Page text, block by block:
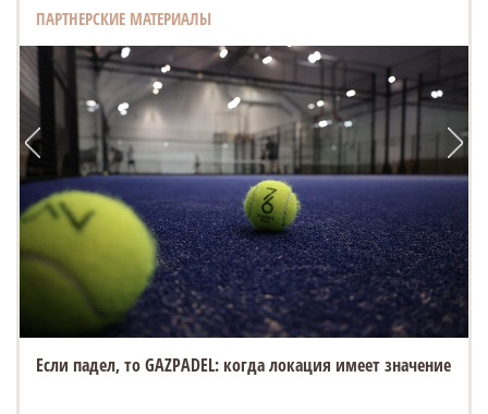
ПАРТНЕРСКИЕ МАТЕРИАЛЫ
Если падел, то GAZPADEL: когда локация имеет значение